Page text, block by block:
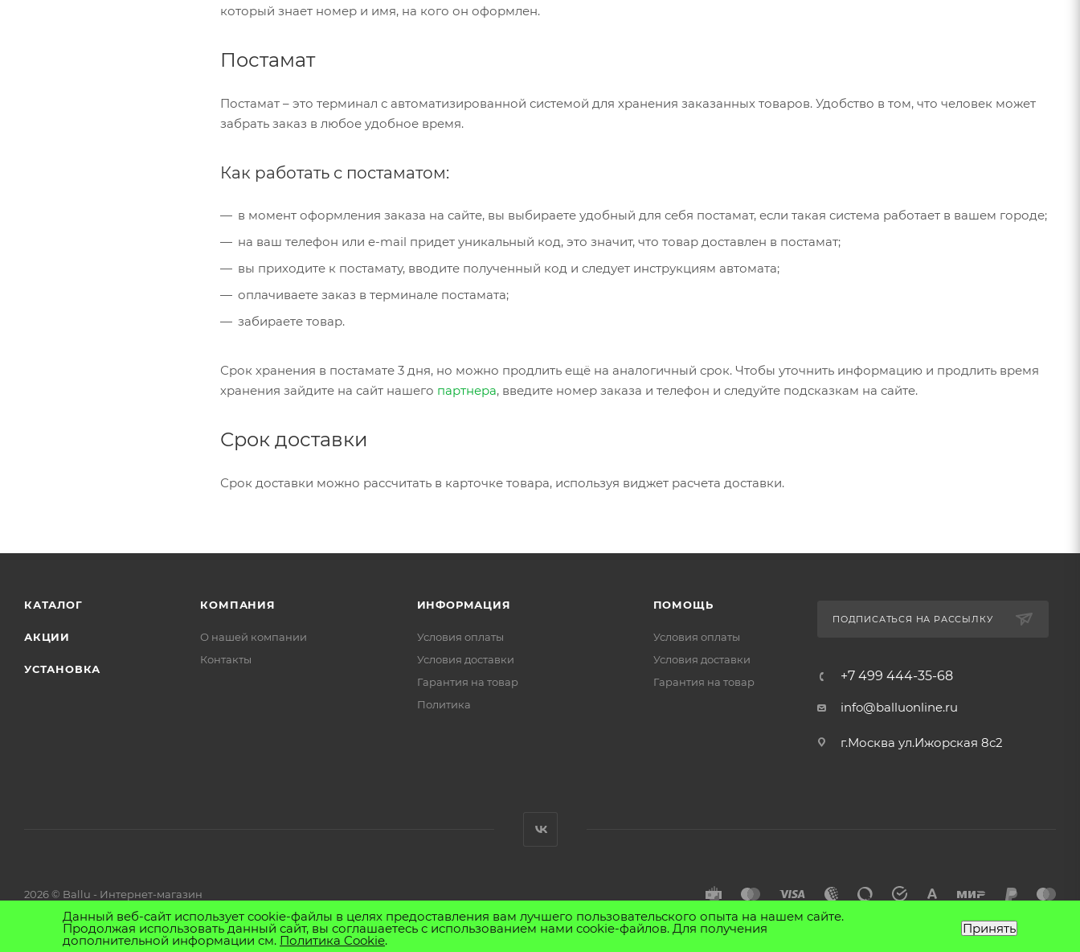
который знает номер и имя, на кого он оформлен.
Постамат
Постамат – это терминал с автоматизированной системой для хранения заказанных товаров. Удобство в том, что человек может
забрать заказ в любое удобное время.
Как работать с постаматом:
в момент оформления заказа на сайте, вы выбираете удобный для себя постамат, если такая система работает в вашем городе;
на ваш телефон или e-mail придет уникальный код, это значит, что товар доставлен в постамат;
вы приходите к постамату, вводите полученный код и следует инструкциям автомата;
оплачиваете заказ в терминале постамата;
забираете товар.
Срок хранения в постамате 3 дня, но можно продлить ещё на аналогичный срок. Чтобы уточнить информацию и продлить время
хранения зайдите на сайт нашего партнера, введите номер заказа и телефон и следуйте подсказкам на сайте.
Срок доставки
Срок доставки можно рассчитать в карточке товара, используя виджет расчета доставки.
КАТАЛОГ
АКЦИИ
УСТАНОВКА
КОМПАНИЯ
О нашей компании
Контакты
ИНФОРМАЦИЯ
Условия оплаты
Условия доставки
Гарантия на товар
Политика
ПОМОЩЬ
Условия оплаты
Условия доставки
Гарантия на товар
ПОДПИСАТЬСЯ НА РАССЫЛКУ
+7 499 444-35-68
info@balluonline.ru
г.Москва ул.Ижорская 8с2
2026 © Ballu - Интернет-магазин
Данный веб-сайт использует cookie-файлы в целях предоставления вам лучшего пользовательского опыта на нашем сайте.
Продолжая использовать данный сайт, вы соглашаетесь с использованием нами cookie-файлов. Для получения
дополнительной информации см. Политика Cookie.
Принять